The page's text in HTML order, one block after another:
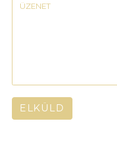
ELKÜLD